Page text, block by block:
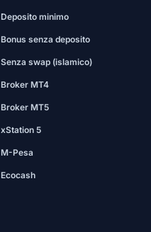
Deposito minimo
Bonus senza deposito
Senza swap (islamico)
Broker MT4
Broker MT5
xStation 5
M-Pesa
Ecocash